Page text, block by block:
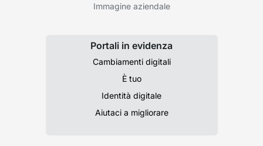
Immagine aziendale
Portali in evidenza
Cambiamenti digitali
È tuo
Identità digitale
Aiutaci a migliorare